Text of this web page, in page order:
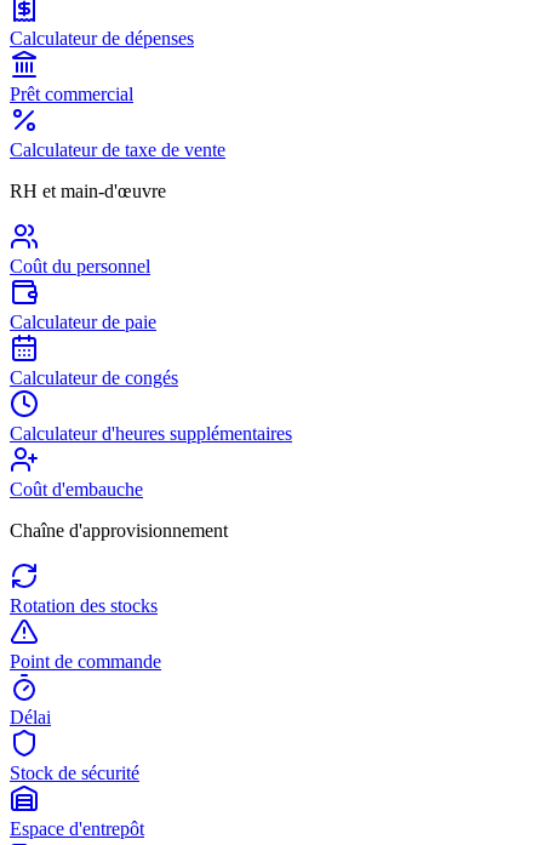
Calculateur de dépenses
Prêt commercial
Calculateur de taxe de vente
RH et main-d'œuvre
Coût du personnel
Calculateur de paie
Calculateur de congés
Calculateur d'heures supplémentaires
Coût d'embauche
Chaîne d'approvisionnement
Rotation des stocks
Point de commande
Délai
Stock de sécurité
Espace d'entrepôt